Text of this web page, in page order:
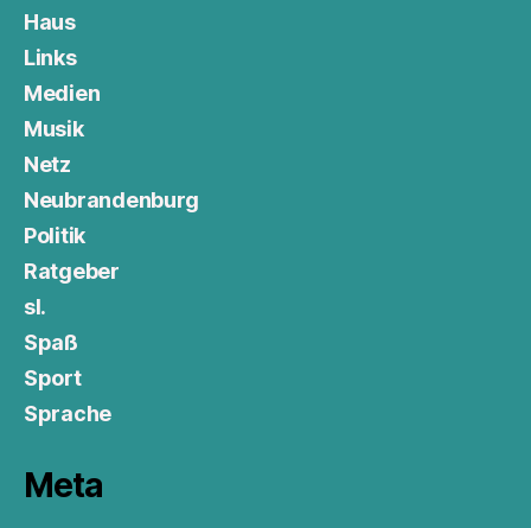
Haus
Links
Medien
Musik
Netz
Neubrandenburg
Politik
Ratgeber
sl.
Spaß
Sport
Sprache
Meta